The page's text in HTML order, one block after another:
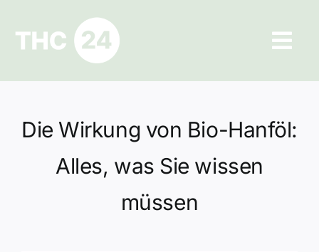
springen
Ratgeber
Hilfe und Kontakt
Datenschutz
Die Wirkung von Bio-Hanföl:
Alles, was Sie wissen
müssen